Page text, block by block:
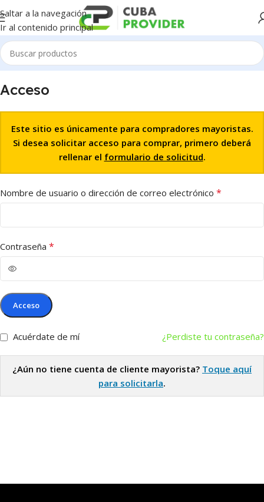
Saltar a la navegación
Ir al contenido principal
Acceso
Este sitio es únicamente para compradores mayoristas.
Si desea solicitar acceso para comprar, primero deberá
rellenar el formulario de solicitud.
Nombre de usuario o dirección de correo electrónico *
Contraseña *
Acceso
¿Perdiste tu contraseña?
Acuérdate de mí
¿Aún no tiene cuenta de cliente mayorista? Toque aquí
para solicitarla.